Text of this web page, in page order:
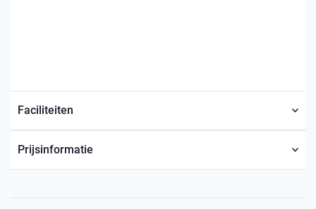
Faciliteiten
Prijsinformatie